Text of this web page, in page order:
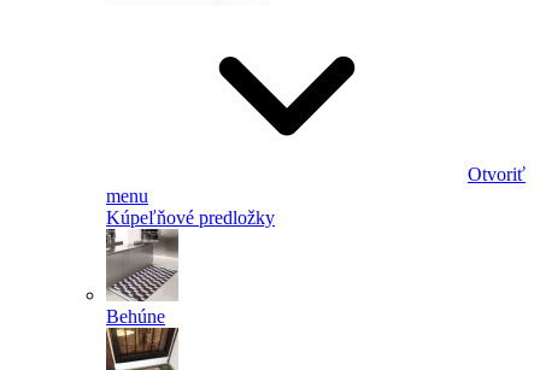
Otvoriť
menu
Kúpeľňové predložky
Behúne